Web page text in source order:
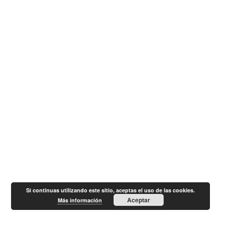
Si continuas utilizando este sitio, aceptas el uso de las cookies.
Más información
Aceptar